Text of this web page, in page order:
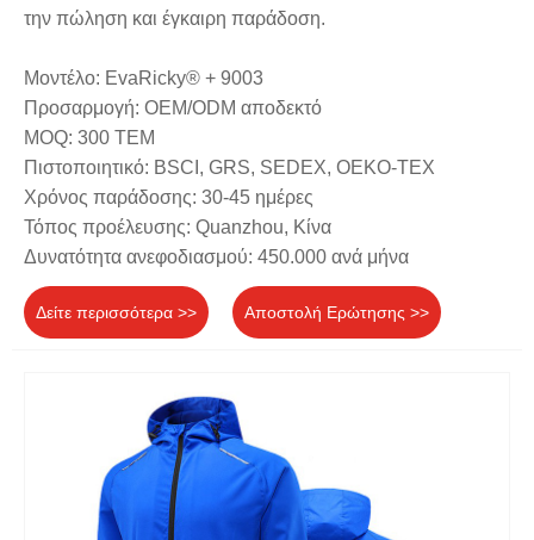
την πώληση και έγκαιρη παράδοση.
Μοντέλο: EvaRicky® + 9003
Προσαρμογή: OEM/ODM αποδεκτό
MOQ: 300 ΤΕΜ
Πιστοποιητικό: BSCI, GRS, SEDEX, OEKO-TEX
Χρόνος παράδοσης: 30-45 ημέρες
Τόπος προέλευσης: Quanzhou, Κίνα
Δυνατότητα ανεφοδιασμού: 450.000 ανά μήνα
Δείτε περισσότερα >> Αποστολή Ερώτησης >>